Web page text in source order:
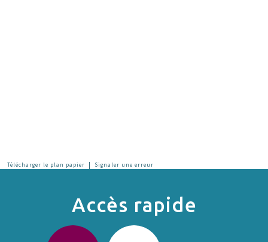
Télécharger le plan papier | Signaler une erreur
Accès rapide